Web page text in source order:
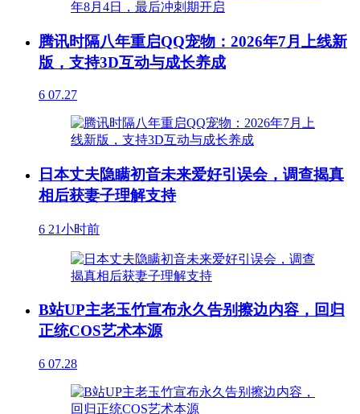
腾讯时隔八年重启QQ宠物：2026年7月上线新
版，支持3D互动与成长养成
6 07.27
日本丈夫隐瞒初音未来爱好引误会，调查揭真
相后获妻子理解支持
6 21小时前
B站UP主老玉竹宣布永久告别擦边内容，回归
正统COS艺术本源
6 07.28